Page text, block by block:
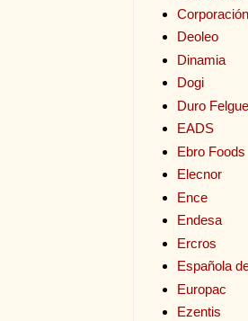
Deoleo
Dinamia
Dogi
Duro
EADS
Ebro Foods
Elecnor
Ence
Endesa
Ercros
Española
Europac
Ezentis